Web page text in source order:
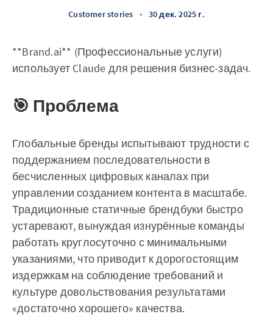
Customer stories • 30 дек. 2025 г.
**Brand.ai** (Профессиональные услуги)
использует Claude для решения бизнес-задач.
🎯 Проблема
Глобальные бренды испытывают трудности с
поддержанием последовательности в
бесчисленных цифровых каналах при
управлении созданием контента в масштабе.
Традиционные статичные брендбуки быстро
устаревают, вынуждая изнурённые команды
работать круглосуточно с минимальными
указаниями, что приводит к дорогостоящим
издержкам на соблюдение требований и
культуре довольствования результатами
«достаточно хорошего» качества.